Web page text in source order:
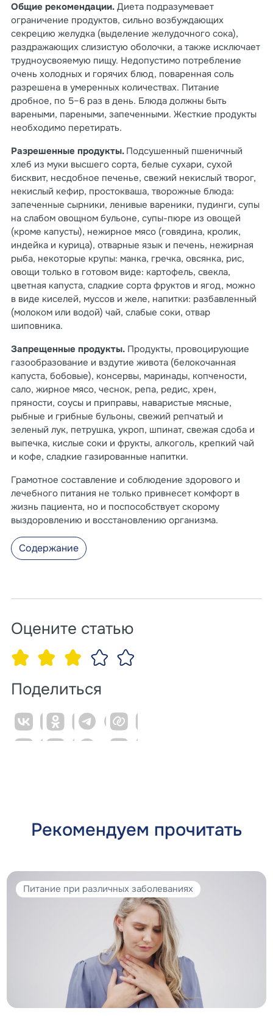
Общие рекомендации. Диета подразумевает
ограничение продуктов, сильно возбуждающих
секрецию желудка (выделение желудочного сока),
раздражающих слизистую оболочки, а также исключает
трудноусвояемую пищу. Недопустимо потребление
очень холодных и горячих блюд, поваренная соль
разрешена в умеренных количествах. Питание
дробное, по 5–6 раз в день. Блюда должны быть
вареными, пареными, запеченными. Жесткие продукты
необходимо перетирать.
Разрешенные продукты. Подсушенный пшеничный
хлеб из муки высшего сорта, белые сухари, сухой
бисквит, несдобное печенье, свежий некислый творог,
некислый кефир, простокваша, творожные блюда:
запеченные сырники, ленивые вареники, пудинги, супы
на слабом овощном бульоне, супы-пюре из овощей
(кроме капусты), нежирное мясо (говядина, кролик,
индейка и курица), отварные язык и печень, нежирная
рыба, некоторые крупы: манка, гречка, овсянка, рис,
овощи только в готовом виде: картофель, свекла,
цветная капуста, сладкие сорта фруктов и ягод, можно
в виде киселей, муссов и желе, напитки: разбавленный
(молоком или водой) чай, слабые соки, отвар
шиповника.
Запрещенные продукты. Продукты, провоцирующие
газообразование и вздутие живота (белокочанная
капуста, бобовые), консервы, маринады, копчености,
сало, жирное мясо, чеснок, репа, редис, хрен,
пряности, соусы и приправы, наваристые мясные,
рыбные и грибные бульоны, свежий репчатый и
зеленый лук, петрушка, укроп, шпинат, свежая сдоба и
выпечка, кислые соки и фрукты, алкоголь, крепкий чай
и кофе, сладкие газированные напитки.
Грамотное составление и соблюдение здорового и
лечебного питания не только привнесет комфорт в
жизнь пациента, но и поспособствует скорому
выздоровлению и восстановлению организма.
Содержание
Оцените статью
Поделиться
Рекомендуем прочитать
Питание при различных заболеваниях